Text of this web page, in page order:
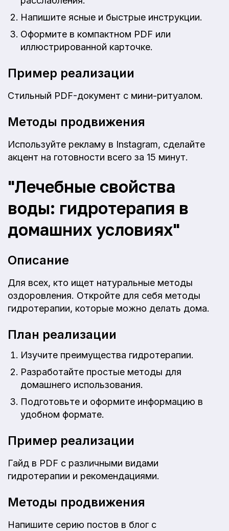
Напишите ясные и быстрые инструкции.
Оформите в компактном PDF или
иллюстрированной карточке.
Пример реализации
Стильный PDF-документ с мини-ритуалом.
Методы продвижения
Используйте рекламу в Instagram, сделайте
акцент на готовности всего за 15 минут.
"Лечебные свойства
воды: гидротерапия в
домашних условиях"
Описание
Для всех, кто ищет натуральные методы
оздоровления. Откройте для себя методы
гидротерапии, которые можно делать дома.
План реализации
Изучите преимущества гидротерапии.
Разработайте простые методы для
домашнего использования.
Подготовьте и оформите информацию в
удобном формате.
Пример реализации
Гайд в PDF с различными видами
гидротерапии и рекомендациями.
Методы продвижения
Напишите серию постов в блог с